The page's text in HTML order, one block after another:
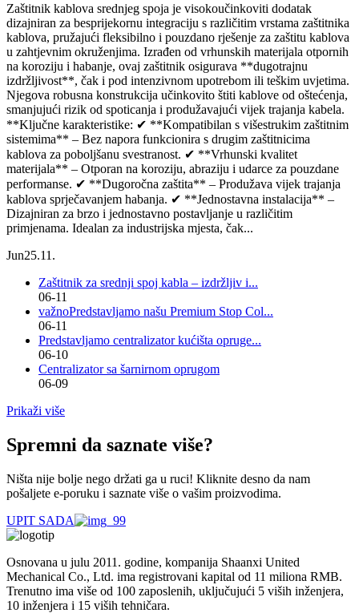
Zaštitnik kablova srednjeg spoja je visokoučinkoviti dodatak
dizajniran za besprijekornu integraciju s različitim vrstama zaštitnika
kablova, pružajući fleksibilno i pouzdano rješenje za zaštitu kablova
u zahtjevnim okruženjima. Izrađen od vrhunskih materijala otpornih
na koroziju i habanje, ovaj zaštitnik osigurava **dugotrajnu
izdržljivost**, čak i pod intenzivnom upotrebom ili teškim uvjetima.
Njegova robusna konstrukcija učinkovito štiti kablove od oštećenja,
smanjujući rizik od spoticanja i produžavajući vijek trajanja kabela.
**Ključne karakteristike: ✔ **Kompatibilan s višestrukim zaštitnim
sistemima** – Bez napora funkcionira s drugim zaštitnicima
kablova za poboljšanu svestranost. ✔ **Vrhunski kvalitet
materijala** – Otporan na koroziju, abraziju i udarce za pouzdane
performanse. ✔ **Dugoročna zaštita** – Produžava vijek trajanja
kablova sprječavanjem habanja. ✔ **Jednostavna instalacija** –
Dizajniran za brzo i jednostavno postavljanje u različitim
primjenama. Idealan za industrijska mjesta, čak...
Jun25.11.
Zaštitnik za srednji spoj kabla – izdržljiv i...
06-11
važnoPredstavljamo našu Premium Stop Col...
06-11
Predstavljamo centralizator kućišta opruge...
06-10
Centralizator sa šarnirnom oprugom
06-09
Prikaži više
Spremni da saznate više?
Ništa nije bolje nego držati ga u ruci! Kliknite desno da nam
pošaljete e-poruku i saznate više o vašim proizvodima.
UPIT SADA
Osnovana u julu 2011. godine, kompanija Shaanxi United
Mechanical Co., Ltd. ima registrovani kapital od 11 miliona RMB.
Trenutno ima više od 100 zaposlenih, uključujući 5 viših inženjera,
10 inženjera i 15 viših tehničara.